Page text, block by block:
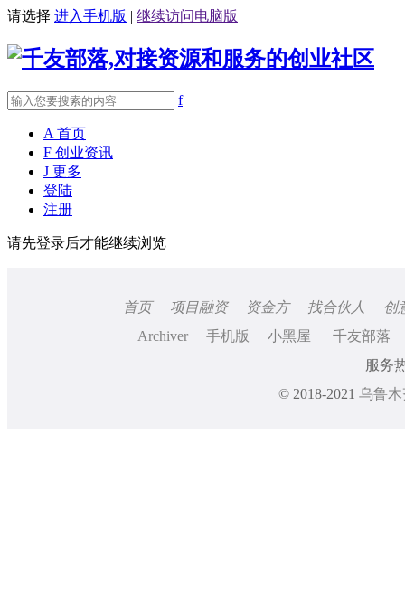
请选择 进入手机版 | 继续访问电脑版
f
A 首页
F 创业资讯
J 更多
登陆
注册
请先登录后才能继续浏览
首页 项目融资 资金方 找合伙人
创
Archiver
手机版 小黑屋
千友部落
服务
© 2018-2021 乌鲁